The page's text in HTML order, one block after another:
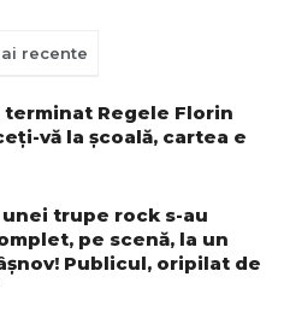
recente
terminat Regele Florin
vă la școală, cartea e
trupe rock s-au
pe scenă, la un
Publicul, oripilat de